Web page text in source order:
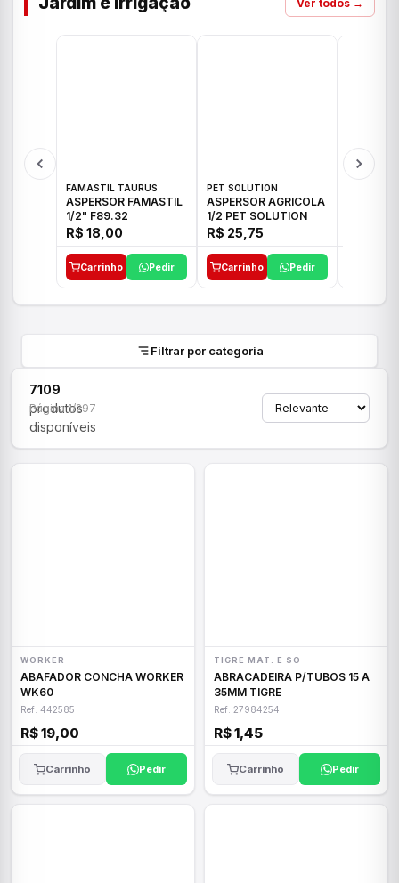
Ver todos →
FAMASTIL TAURUS
ASPERSOR FAMASTIL
1/2" F89.32
R$ 18,00
Carrinho Pedir
PET SOLUTION
ASPERSOR AGRICOLA
1/2 PET SOLUTION
R$ 25,75
Carrinho Pedir
Filtrar por categoria
7109
produtos
disponíveis
Página 1/297
WORKER
ABAFADOR CONCHA WORKER
WK60
Ref: 442585
R$ 19,00
Carrinho Pedir
TIGRE MAT. E SO
ABRACADEIRA P/TUBOS 15 A
35MM TIGRE
Ref: 27984254
R$ 1,45
Carrinho Pedir